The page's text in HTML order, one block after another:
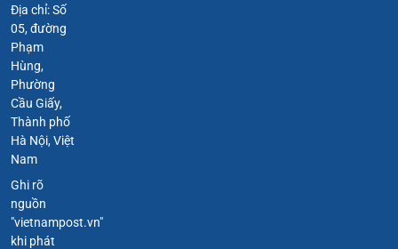
Địa chỉ: Số
05, đường
Phạm
Hùng,
Phường
Cầu Giấy,
Thành phố
Hà Nội, Việt
Nam
Ghi rõ
nguồn
"vietnampost.vn"
khi phát